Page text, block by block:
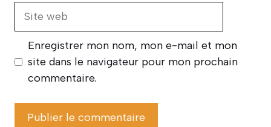
Enregistrer mon nom, mon e-mail et mon
site dans le navigateur pour mon prochain
commentaire.